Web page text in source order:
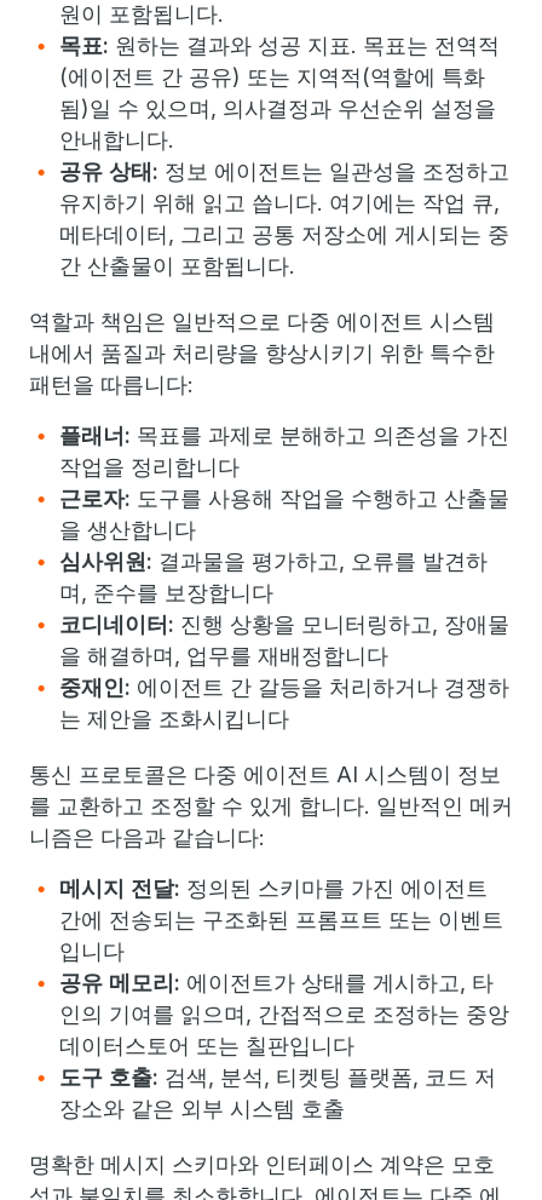
원이 포함됩니다.
목표: 원하는 결과와 성공 지표. 목표는 전역적
(에이전트 간 공유) 또는 지역적(역할에 특화
됨)일 수 있으며, 의사결정과 우선순위 설정을
안내합니다.
공유 상태: 정보 에이전트는 일관성을 조정하고
유지하기 위해 읽고 씁니다. 여기에는 작업 큐,
메타데이터, 그리고 공통 저장소에 게시되는 중
간 산출물이 포함됩니다.
역할과 책임은 일반적으로 다중 에이전트 시스템
내에서 품질과 처리량을 향상시키기 위한 특수한
패턴을 따릅니다:
플래너: 목표를 과제로 분해하고 의존성을 가진
작업을 정리합니다
근로자: 도구를 사용해 작업을 수행하고 산출물
을 생산합니다
심사위원: 결과물을 평가하고, 오류를 발견하
며, 준수를 보장합니다
코디네이터: 진행 상황을 모니터링하고, 장애물
을 해결하며, 업무를 재배정합니다
중재인: 에이전트 간 갈등을 처리하거나 경쟁하
는 제안을 조화시킵니다
통신 프로토콜은 다중 에이전트 AI 시스템이 정보
를 교환하고 조정할 수 있게 합니다. 일반적인 메커
니즘은 다음과 같습니다:
메시지 전달: 정의된 스키마를 가진 에이전트
간에 전송되는 구조화된 프롬프트 또는 이벤트
입니다
공유 메모리: 에이전트가 상태를 게시하고, 타
인의 기여를 읽으며, 간접적으로 조정하는 중앙
데이터스토어 또는 칠판입니다
도구 호출: 검색, 분석, 티켓팅 플랫폼, 코드 저
장소와 같은 외부 시스템 호출
명확한 메시지 스키마와 인터페이스 계약은 모호